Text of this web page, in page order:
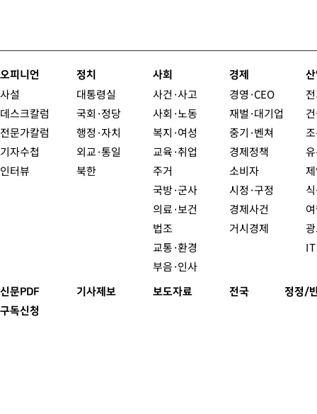
오피니언
사설
데스크칼럼
전문가칼럼
기자수첩
인터뷰
정치
대통령실
국회·정당
행정·자치
외교·통일
북한
사회
사건·사고
사회·노동
복지·여성
교육·취업
주거
국방·군사
의료·보건
법조
교통·환경
부음·인사
경제
경영·CEO
재벌·대기업
중기·벤쳐
경제정책
소비자
시정·구정
경제사건
거시경제
신문PDF
구독신청
기사제보 보도자료 전국 정정/